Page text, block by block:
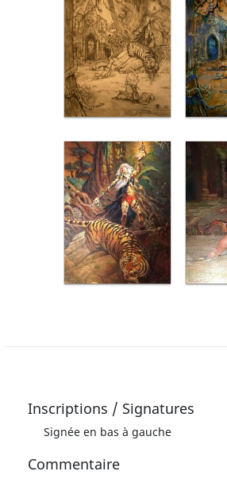
Inscriptions / Signatures
Signée en bas à gauche
Commentaire